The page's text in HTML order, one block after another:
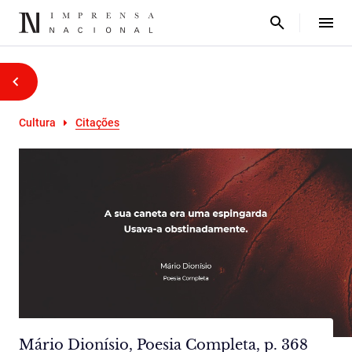
Cultura Citações
Mário Dionísio, Poesia Completa, p. 368